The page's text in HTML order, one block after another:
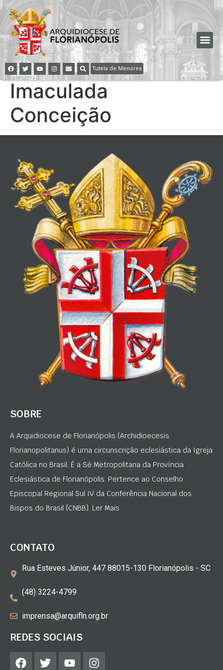
Tutela de Menores
Imaculada
Conceição
SOBRE
A Arquidiocese de Florianópolis (Archidioecesis
Florianopolitanus) é uma circunscrição eclesiástica da Igreja
Católica no Brasil. É a Sé Metropolitana da Província
Eclesiástica de Florianópolis. Pertence ao Conselho
Episcopal Regional Sul IV da Conferência Nacional dos
Bispos do Brasil (CNBB). Ler Mais
CONTATO
Rua Esteves Júnior, 447 88015-130 Florianópolis - SC
(48) 3224-4799
imprensa@arquifln.org.br
REDES SOCIAIS